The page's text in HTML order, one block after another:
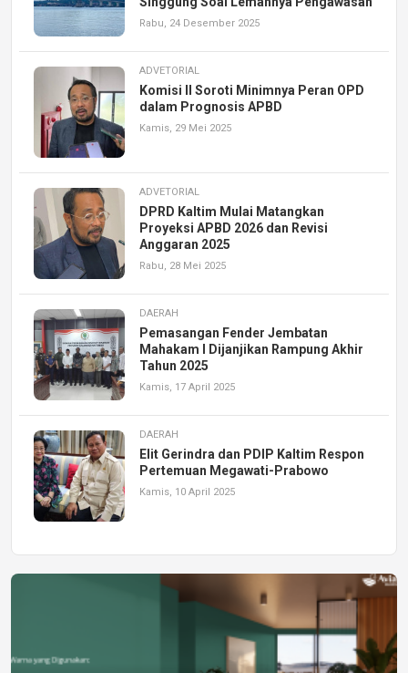
Rabu, 24 Desember 2025
ADVETORIAL
Komisi II Soroti Minimnya Peran OPD
dalam Prognosis APBD
Kamis, 29 Mei 2025
ADVETORIAL
DPRD Kaltim Mulai Matangkan
Proyeksi APBD 2026 dan Revisi
Anggaran 2025
Rabu, 28 Mei 2025
DAERAH
Pemasangan Fender Jembatan
Mahakam I Dijanjikan Rampung Akhir
Tahun 2025
Kamis, 17 April 2025
DAERAH
Elit Gerindra dan PDIP Kaltim Respon
Pertemuan Megawati-Prabowo
Kamis, 10 April 2025